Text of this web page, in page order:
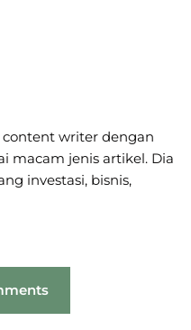
content writer dengan
macam jenis artikel. Dia
investasi, bisnis,